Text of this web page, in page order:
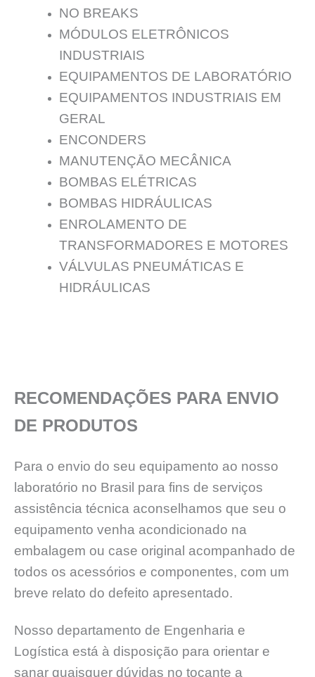
NO BREAKS
MÓDULOS ELETRÔNICOS
INDUSTRIAIS
EQUIPAMENTOS DE LABORATÓRIO
EQUIPAMENTOS INDUSTRIAIS EM
GERAL
ENCONDERS
MANUTENÇĀO MECÂNICA
BOMBAS ELÉTRICAS
BOMBAS HIDRÁULICAS
ENROLAMENTO DE
TRANSFORMADORES E MOTORES
VÁLVULAS PNEUMÁTICAS E
HIDRÁULICAS
RECOMENDAÇÕES PARA ENVIO
DE PRODUTOS
Para o envio do seu equipamento ao nosso
laboratório no Brasil para fins de serviços
assistência técnica aconselhamos que seu o
equipamento venha acondicionado na
embalagem ou case original acompanhado de
todos os acessórios e componentes, com um
breve relato do defeito apresentado.
Nosso departamento de Engenharia e
Logística está à disposição para orientar e
sanar quaisquer dúvidas no tocante a